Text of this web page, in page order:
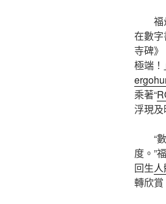
福
在數
寺碑
極端！
乘著“
浮現及
“
度。”
回生
轉欣